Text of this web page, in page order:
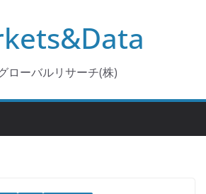
ローバルリサーチ(株)